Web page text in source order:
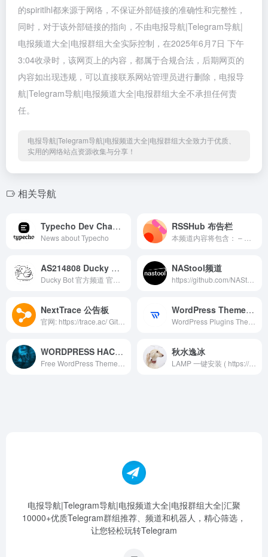
的spiritlhl都来源于网络，不保证外部链接的准确性和完整性，
同时，对于该外部链接的指向，不由电报导航|Telegram导航|
电报频道大全|电报群组大全实际控制，在2025年6月7日 下午
3:04收录时，该网页上的内容，都属于合规合法，后期网页的
内容如出现违规，可以直接联系网站管理员进行删除，电报导
航|Telegram导航|电报频道大全|电报群组大全不承担任何责
任。
电报导航|Telegram导航|电报频道大全|电报群组大全致力于优质、
实用的网络站点资源收集与分享！
相关导航
Typecho Dev Channel
News about Typecho
RSSHub 布告栏
AS214808 Ducky Cloud NAStool频道
NextTrace 公告板 WordPress Themes & Plugins
WORDPRESS HACKS 秋水逸冰
LAMP 一键安装 ( https://lamp.sh ) 官方群，话题随意，但禁止黄赌毒，禁止讨教 DDCC，禁止谩骂和人身攻击，禁止钓鱼倾向言论，禁止传播没有依据的谣言。 未经管理人员同意禁止打广告，违者随机飞机票。 公告频道：@qiushuiyibing
电报导航|Telegram导航|电报频道大全|电报群组大全|汇聚
10000+优质Telegram群组推荐、频道和机器人，精心筛选，
让您轻松玩转Telegram